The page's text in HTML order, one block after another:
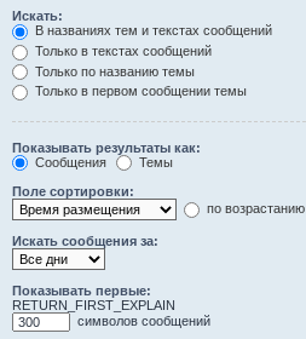
Искать:
В названиях тем и текстах сообщений
Только в текстах сообщений
Только по названию темы
Только в первом сообщении темы
Показывать результаты как:
Сообщения
Темы
Поле сортировки:
по возрастанию
Искать сообщения за:
Показывать первые:
RETURN_FIRST_EXPLAIN
символов сообщений